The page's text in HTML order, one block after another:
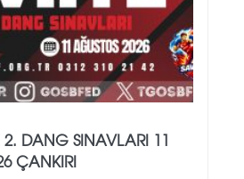
2. DANG SINAVLARI 11
ÇANKIRI